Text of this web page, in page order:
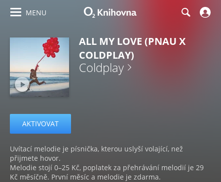
MENU
ALL MY LOVE (PNAU X
COLDPLAY)
Coldplay
AKTIVOVAT
Uvítací melodie je písnička, kterou uslyší volající, než
přijmete hovor.
Melodie stojí 0–25 Kč, poplatek za přehrávání melodií je 29
Kč měsíčně. První měsíc a melodie je zdarma.